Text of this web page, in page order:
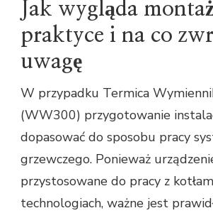
Jak wygląda
praktyce i na co
uwagę
W przypadku Termica
(WW300) przygotowanie
dopasować do sposobu pracy
grzewczego. Ponieważ
przystosowane do pracy z
technologiach, ważne jest